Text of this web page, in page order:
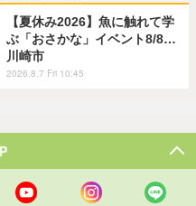
【夏休み2026】魚に触れて学
ぶ「おさかな」イベント8/8…
川崎市
2026.8.7 Fri 10:45